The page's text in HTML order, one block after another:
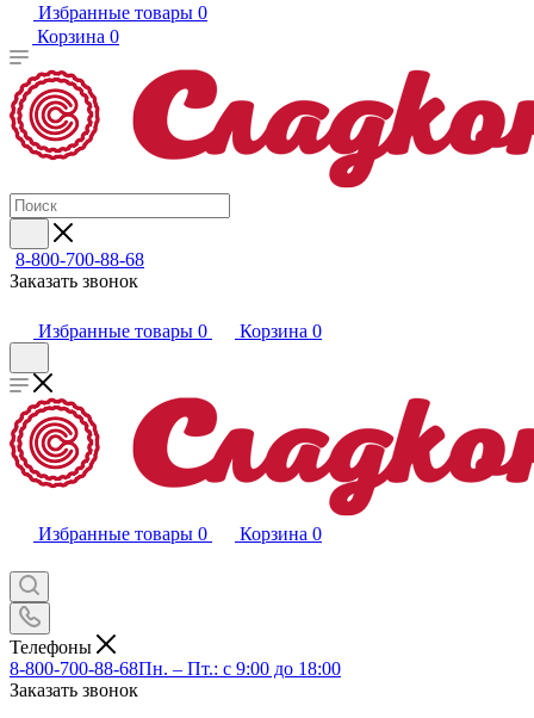
Избранные товары 0
Корзина 0
8-800-700-88-68
Заказать звонок
Избранные товары 0 Корзина 0
Избранные товары 0 Корзина 0
Телефоны
8-800-700-88-68Пн. – Пт.: с 9:00 до 18:00
Заказать звонок